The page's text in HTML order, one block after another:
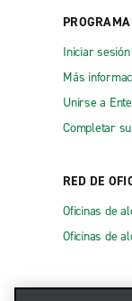
Iniciar sesión
Más
Unirse a
Completar
RED DE
Oficinas de
Oficinas de